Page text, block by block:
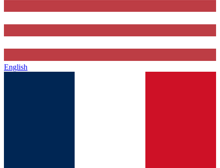
English